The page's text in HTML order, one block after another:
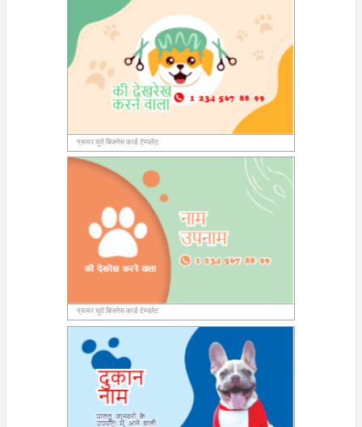
ग्रूमर यूरो बिजनेस कार्ड टेम्पलेट
ग्रूमर यूरो बिजनेस कार्ड टेम्पलेट